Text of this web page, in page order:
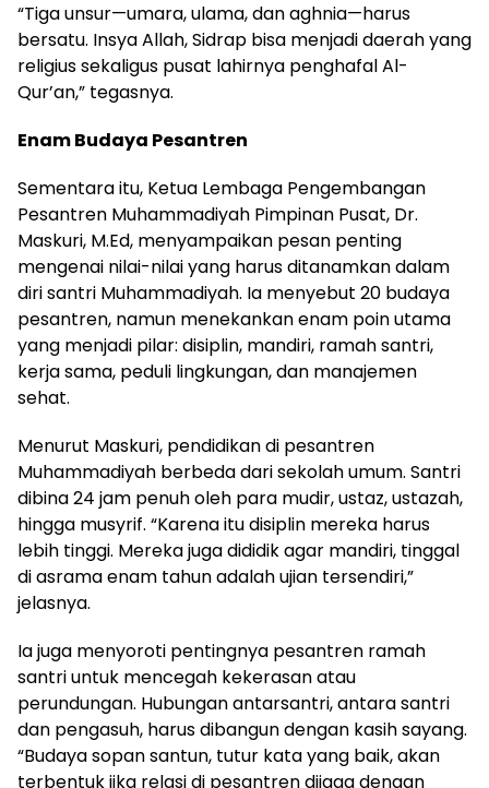
“Tiga unsur—umara, ulama, dan aghnia—harus
bersatu. Insya Allah, Sidrap bisa menjadi daerah yang
religius sekaligus pusat lahirnya penghafal Al-
Qur’an,” tegasnya.
Enam Budaya Pesantren
Sementara itu, Ketua Lembaga Pengembangan
Pesantren Muhammadiyah Pimpinan Pusat, Dr.
Maskuri, M.Ed, menyampaikan pesan penting
mengenai nilai-nilai yang harus ditanamkan dalam
diri santri Muhammadiyah. Ia menyebut 20 budaya
pesantren, namun menekankan enam poin utama
yang menjadi pilar: disiplin, mandiri, ramah santri,
kerja sama, peduli lingkungan, dan manajemen
sehat.
Menurut Maskuri, pendidikan di pesantren
Muhammadiyah berbeda dari sekolah umum. Santri
dibina 24 jam penuh oleh para mudir, ustaz, ustazah,
hingga musyrif. “Karena itu disiplin mereka harus
lebih tinggi. Mereka juga dididik agar mandiri, tinggal
di asrama enam tahun adalah ujian tersendiri,”
jelasnya.
Ia juga menyoroti pentingnya pesantren ramah
santri untuk mencegah kekerasan atau
perundungan. Hubungan antarsantri, antara santri
dan pengasuh, harus dibangun dengan kasih sayang.
“Budaya sopan santun, tutur kata yang baik, akan
terbentuk jika relasi di pesantren dijaga dengan